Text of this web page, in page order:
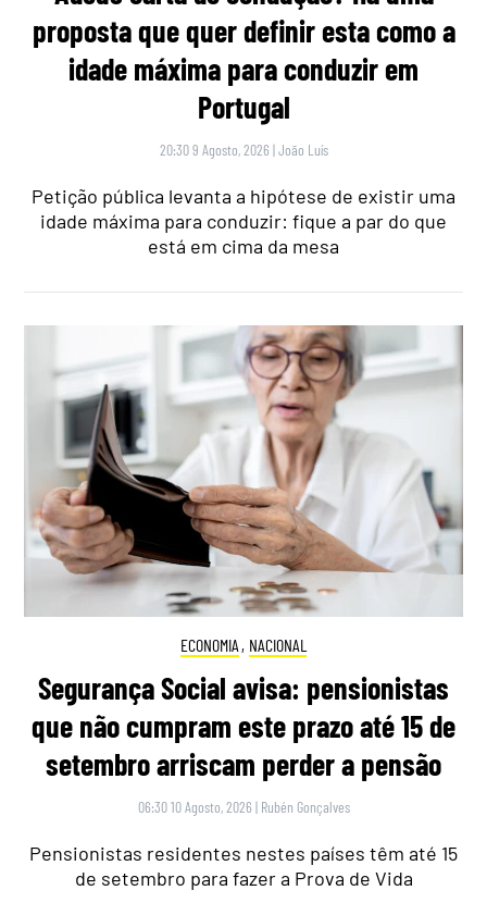
proposta que quer definir esta como a
idade máxima para conduzir em
Portugal
20:30 9 Agosto, 2026 |João Luís
Petição pública levanta a hipótese de existir uma
idade máxima para conduzir: fique a par do que
está em cima da mesa
ECONOMIA , NACIONAL
Segurança Social avisa: pensionistas
que não cumpram este prazo até 15 de
setembro arriscam perder a pensão
06:30 10 Agosto, 2026 | Rubén Gonçalves
Pensionistas residentes nestes países têm até 15
de setembro para fazer a Prova de Vida